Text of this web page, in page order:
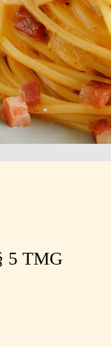
5 TMG